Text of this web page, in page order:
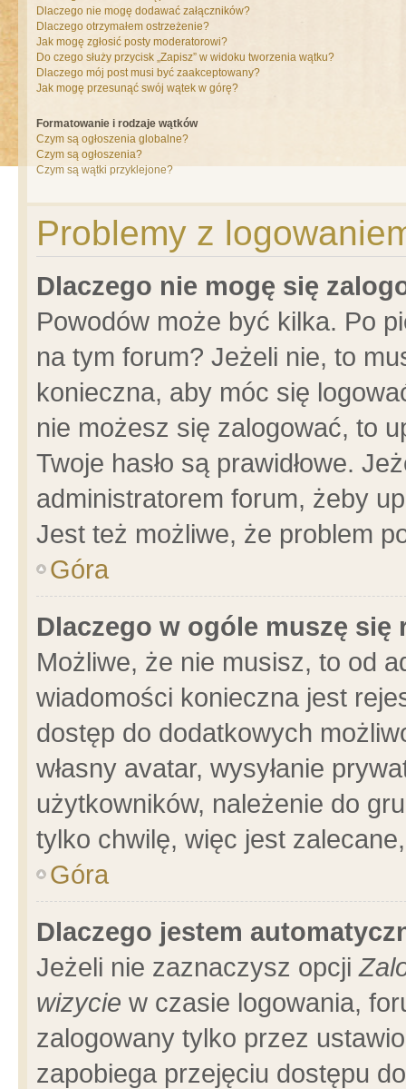
Dlaczego nie mogę dodawać załączników?
Dlaczego otrzymałem ostrzeżenie?
Jak mogę zgłosić posty moderatorowi?
Do czego służy przycisk „Zapisz” w widoku tworzenia wątku?
Dlaczego mój post musi być zaakceptowany?
Jak mogę przesunąć swój wątek w górę?
Formatowanie i rodzaje wątków
Czym są ogłoszenia globalne?
Czym są ogłoszenia?
Czym są wątki przyklejone?
Problemy z
Dlaczego nie mogę się
Powodów może być kilka. Po
na tym forum? Jeżeli nie, to
konieczna, aby móc się
nie możesz się zalogować, to
Twoje hasło są prawidłowe.
administratorem forum, żeby
Jest też możliwe, że problem
Góra
Dlaczego w ogóle muszę się
Możliwe, że nie musisz, to od
wiadomości konieczna jest
dostęp do dodatkowych
własny avatar, wysyłanie
użytkowników, należenie do
tylko chwilę, więc jest
Góra
Dlaczego jestem
Jeżeli nie zaznaczysz opcji
wizycie w czasie logowania,
zalogowany tylko przez
zapobiega przejęciu dostępu